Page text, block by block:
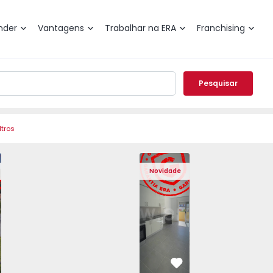
Vantagens Trabalhar na ERA Franchising
Pesquisar
Angra do Heroísmo, São Mateus da Calheta - 1575310 - 40
T3 Angra do Heroísmo, São Mateus da Calheta -
Moradia Geminada T3 Angra do Heroísmo, São Mateus da
Moradia Geminada T3 Angra do Heroísmo, São
Moradia Geminada T3 Angra do
Moradia Geminada T3
Moradia
Novidade
Apartamento T2 Seixal, Amora - 1575805
Apartamento T2 Seixal,
Apartamento T2
Favorito